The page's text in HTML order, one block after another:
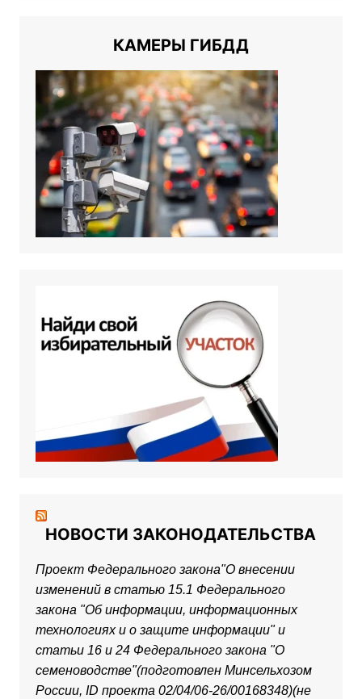
КАМЕРЫ ГИБДД
НОВОСТИ ЗАКОНОДАТЕЛЬСТВА
Проект Федерального закона"О внесении
изменений в статью 15.1 Федерального
закона "Об информации, информационных
технологиях и о защите информации" и
статьи 16 и 24 Федерального закона "О
семеноводстве"(подготовлен Минсельхозом
России, ID проекта 02/04/06-26/00168348)(не